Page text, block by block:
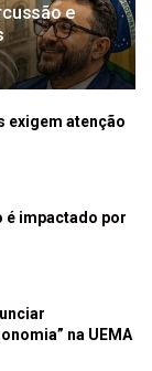
e
exigem atenção
é impactado por
na UEMA